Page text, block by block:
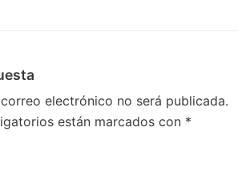
electrónico no será publicada.
están marcados con *